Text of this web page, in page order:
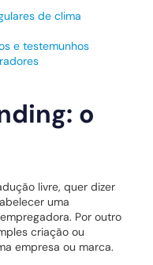
de clima
e testemunhos
o
livre, quer dizer
uma
Por outro
criação ou
empresa ou marca.